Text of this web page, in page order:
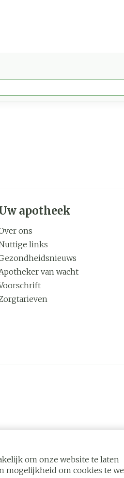
om onze website te laten
mogelijkheid om cookies te
apotheek
ons
links
van wacht